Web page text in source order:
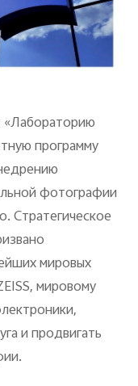
«Лабораторию
программу
фотографии
Стратегическое
мировых
мировому
и продвигать